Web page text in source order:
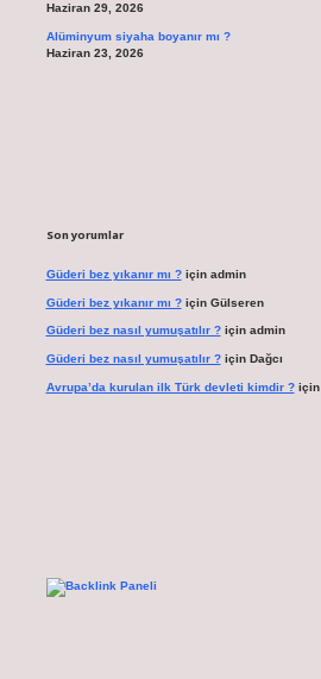
Haziran 29, 2026
Alüminyum siyaha boyanır mı ?
Haziran 23, 2026
Son yorumlar
Güderi bez yıkanır mı ?için admin
Güderi bez yıkanır mı ?için Gülseren
Güderi bez nasıl yumuşatılır ?için admin
Güderi bez nasıl yumuşatılır ?için Dağcı
Avrupa’da kurulan ilk Türk devleti kimdir ?için